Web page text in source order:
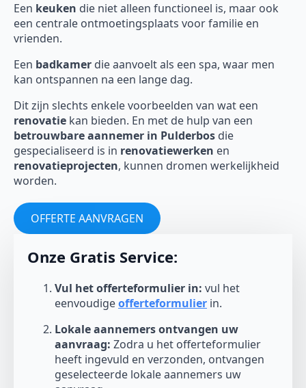
Een keuken die niet alleen functioneel is, maar ook
een centrale ontmoetingsplaats voor familie en
vrienden.
Een badkamer die aanvoelt als een spa, waar men
kan ontspannen na een lange dag.
Dit zijn slechts enkele voorbeelden van wat een
renovatie kan bieden. En met de hulp van een
betrouwbare aannemer in Pulderbos die
gespecialiseerd is in renovatiewerken en
renovatieprojecten, kunnen dromen werkelijkheid
worden.
OFFERTE AANVRAGEN
Onze Gratis Service:
Vul het offerteformulier in: vul het
eenvoudigeofferteformulier in.
Lokale aannemers ontvangen uw
aanvraag: Zodra u het offerteformulier
heeft ingevuld en verzonden, ontvangen
geselecteerde lokale aannemers uw